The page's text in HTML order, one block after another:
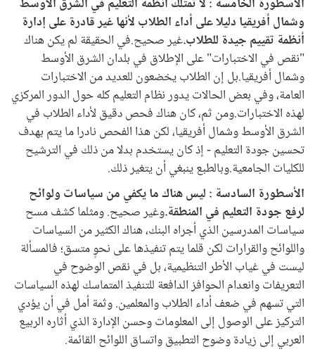
وشمال أفريقيا دليلا على أداء الطلاب لأنها غير قادرة على إدارة
أنظمة تقييم جيدة للطلاب.غير صحيح.في الحقيقة لم يكن هناك
"نقص في الاختبارات" على الإطلاق في بلدان الشرق الأوسط
وشمال أفريقيا.بل إن الطلاب يخضعون للعديد من الاختبارات
العامة، وفي بعض الحالات يدور نظام التعليم كله حول الدور المركزي
لهذه الاختبارات.ومن ثم، كان هناك فحص دقيق لأداء الطلاب في
الشرق الأوسط وشمال أفريقيا، لكن هذا الفحص نادرا ما يتم بهدف
تحسين جودة التعليم - إذ كان يستخدم بدلا من ذلك في الترشيح
للكليات الجامعية.وبالطبع ينبغي أن يتغير ذلك.
الأسطورة السادسة : ليس هناك ما يكفي من سياسات ولوائح
لرفع جودة التعليم في المنطقة.وغير صحيح. ومثلما كشف مسح
سياسات المدرسين الذي أجراه البنك، هناك الكثير من السياسات
واللوائح والقرارات لكن قلما يتم تنفيذها على نحوٍ متسق؛ فالمسألة
ليست في غياب الأطر التنظيمية، بل في نقص الوضوح في
التعريفات وانعدام الحوافز الدافعة للتنفيذ المتماسك لهذه السياسات
التي تسهم في ضعف أداء الطلاب والمعلمين. وثمة أمل في أن يؤدي
التركيز على الوصول إلى المعلومات وحسن الإدارة الذي أثاره الربيع
العربي إلى زيادة وضوح التطبيق واتساق اللوائح القائمة.